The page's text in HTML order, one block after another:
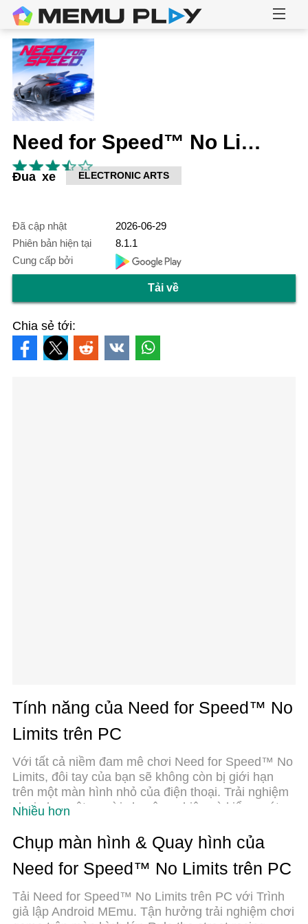
Need for Speed™ No Limits
Đua xe ELECTRONIC ARTS
Đã cập nhật
2026-06-29
Phiên bản hiện tại
8.1.1
Cung cấp bởi
Tải về
Chia sẻ tới:
Tính năng của Need for Speed™ No
Limits trên PC
Với tất cả niềm đam mê chơi Need for Speed™ No
Limits, đôi tay của bạn sẽ không còn bị giới hạn
trên một màn hình nhỏ của điện thoại. Trải nghiệm
chơi như một người chuyên nghiệp và kiểm soát
chuột. MEmu cung cấp cho bạn tất cả những điều
mà bạn đang mong đợi. Tải xuống và chơi Need
for Speed™ No Limits trên PC. Miễn là bạn muốn
động và các cuộc gọi làm phiền. MEmu 9 hoàn
toàn là sự lựa chọn tốt nhất để chơi Need for
Nhiều hơn
Chụp màn hình & Quay hình của
Need for Speed™ No Limits trên PC
Tải Need for Speed™ No Limits trên PC với Trình
giả lập Android MEmu. Tận hưởng trải nghiệm chơi